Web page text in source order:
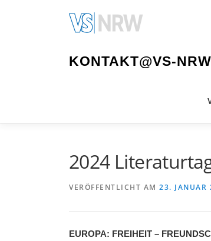
KONTAKT@VS-
2024
VERÖFFENTLICHT AM 23. JANUAR
EUROPA: FREIHEIT –